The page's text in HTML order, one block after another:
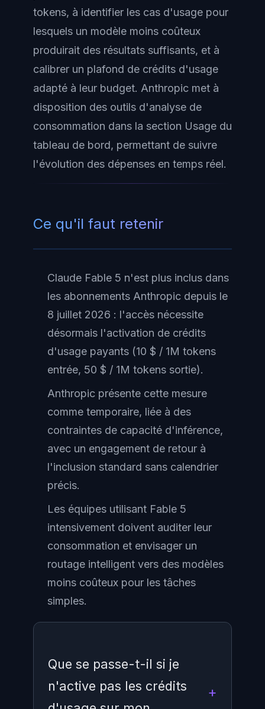
tokens, à identifier les cas d'usage pour
lesquels un modèle moins coûteux
produirait des résultats suffisants, et à
calibrer un plafond de crédits d'usage
adapté à leur budget. Anthropic met à
disposition des outils d'analyse de
consommation dans la section Usage du
tableau de bord, permettant de suivre
l'évolution des dépenses en temps réel.
Ce qu'il faut retenir
Claude Fable 5 n'est plus inclus dans
les abonnements Anthropic depuis le
8 juillet 2026 : l'accès nécessite
désormais l'activation de crédits
d'usage payants (10 $ / 1M tokens
entrée, 50 $ / 1M tokens sortie).
Anthropic présente cette mesure
comme temporaire, liée à des
contraintes de capacité d'inférence,
avec un engagement de retour à
l'inclusion standard sans calendrier
précis.
Les équipes utilisant Fable 5
intensivement doivent auditer leur
consommation et envisager un
routage intelligent vers des modèles
moins coûteux pour les tâches
simples.
Que se passe-t-il si je
n'active pas les crédits